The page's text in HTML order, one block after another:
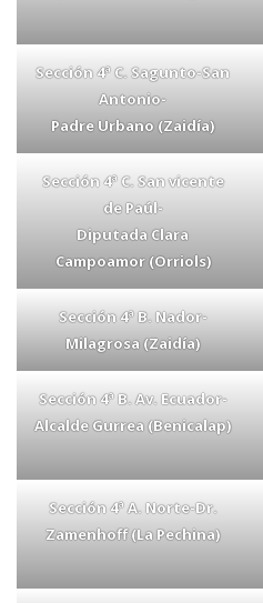
Sección 4ª C. Sagunto-San
Antonio-
Padre Urbano (Zaidía)
Sección 4ª C. San vicente
de Paúl-
Diputada Clara
Campoamor (Orriols)
Sección 4ª B. Nador-
Milagrosa (Zaidía)
Sección 4ª B. Av. Ecuador-
Alcalde Gurrea (Benicalap)
Sección 4ª A. Norte-Dr.
Zamenhoff (La Pechina)